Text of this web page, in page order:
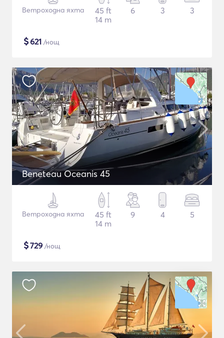
Ветроходна яхта
45 ft
14 m
6 3 3
$621 /нощ
Beneteau Oceanis 45
Ветроходна яхта
45 ft
14 m
9 4 5
$729 /нощ